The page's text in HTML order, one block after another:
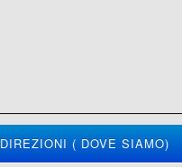
( DOVE SIAMO)